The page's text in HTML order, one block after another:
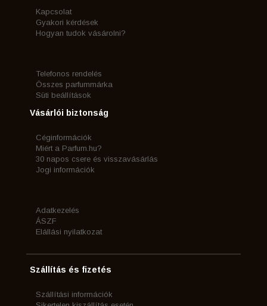
Kapcsolat
Gyakori kérdések
Hogyan tudok vásárolni?
Telefonos rendelés
Összes parfummárka
Süti beállítások
Vásárlói biztonság
Céginformációk
Miért a Parfum.hu?
30 napos csere és visszavásárlás
Jogi információk
Adatkezelés
ÁSZF
Elállási nyilatkozat
Szállítás és fizetés
Szállítási információk